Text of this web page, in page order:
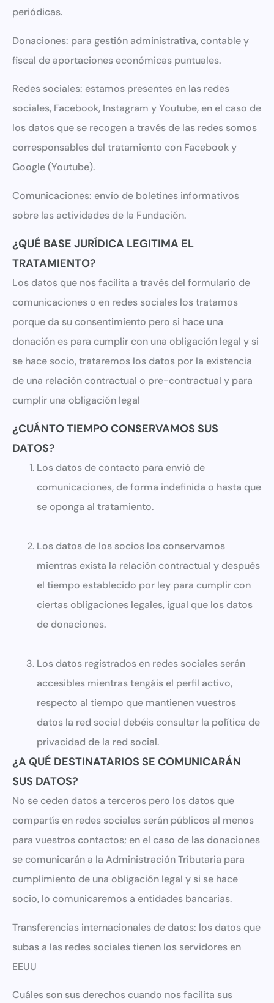
periódicas.
Donaciones: para gestión administrativa, contable y
fiscal de aportaciones económicas puntuales.
Redes sociales: estamos presentes en las redes
sociales, Facebook, Instagram y Youtube, en el caso de
los datos que se recogen a través de las redes somos
corresponsables del tratamiento con Facebook y
Google (Youtube).
Comunicaciones: envío de boletines informativos
sobre las actividades de la Fundación.
¿QUÉ BASE JURÍDICA LEGITIMA EL
TRATAMIENTO?
Los datos que nos facilita a través del formulario de
comunicaciones o en redes sociales los tratamos
porque da su consentimiento pero si hace una
donación es para cumplir con una obligación legal y si
se hace socio, trataremos los datos por la existencia
de una relación contractual o pre-contractual y para
cumplir una obligación legal
¿CUÁNTO TIEMPO CONSERVAMOS SUS
DATOS?
Los datos de contacto para envió de
comunicaciones, de forma indefinida o hasta que
se oponga al tratamiento.
Los datos de los socios los conservamos
mientras exista la relación contractual y después
el tiempo establecido por ley para cumplir con
ciertas obligaciones legales, igual que los datos
de donaciones.
Los datos registrados en redes sociales serán
accesibles mientras tengáis el perfil activo,
respecto al tiempo que mantienen vuestros
datos la red social debéis consultar la política de
privacidad de la red social.
¿A QUÉ DESTINATARIOS SE COMUNICARÁN
SUS DATOS?
No se ceden datos a terceros pero los datos que
compartís en redes sociales serán públicos al menos
para vuestros contactos; en el caso de las donaciones
se comunicarán a la Administración Tributaria para
cumplimiento de una obligación legal y si se hace
socio, lo comunicaremos a entidades bancarias.
Transferencias internacionales de datos: los datos que
subas a las redes sociales tienen los servidores en
EEUU
Cuáles son sus derechos cuando nos facilita sus